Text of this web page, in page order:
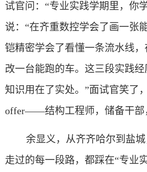
试官问：“专业实践学期里，你
说：“在齐重数控学会了画一张
铠精密学会了看懂一条流水线
改一台能跑的车。这三段实践
知识用在了实处。”面试官笑了
offer——结构工程师，储备干部
余显义，从齐齐哈尔到盐城
走过的每一段路，都踩在“专业